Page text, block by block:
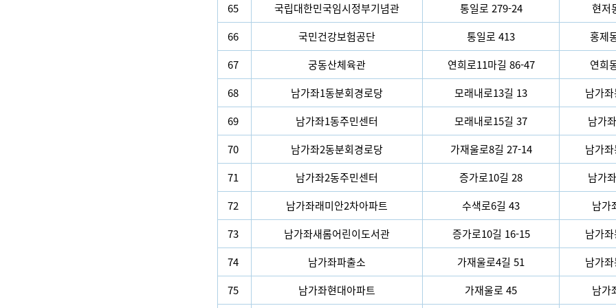
65 국립대한민국임시정부기념관 통일로 279-24
현저
66
국민건강보험공단 통일로 413
홍제
67
궁동산체육관 연희로11마길 86-47
연희
68
남가좌1동분회경로당 모래내로13길 13
남가
69
남가좌1동주민센터 모래내로15길 37
남가
70
남가좌2동분회경로당 가재울로8길 27-14
남가
71
남가좌2동주민센터 증가로10길 28
남가
72
남가좌래미안2차아파트 수색로6길 43
남가
73
남가좌새롬어린이도서관 증가로10길 16-15
남가
74
남가좌파출소 가재울로4길 51
남가
75
남가좌현대아파트 가재울로 45 남가